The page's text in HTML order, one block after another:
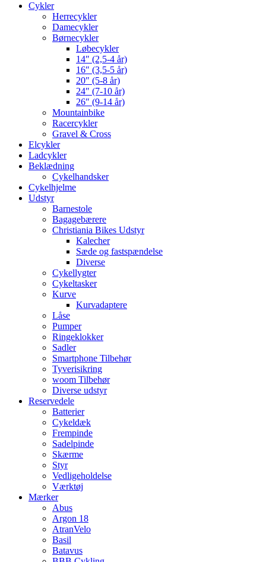
Cykler
Herrecykler
Damecykler
Børnecykler
Løbecykler
14″ (2,5-4 år)
16″ (3,5-5 år)
20″ (5-8 år)
24″ (7-10 år)
26″ (9-14 år)
Mountainbike
Racercykler
Gravel & Cross
Elcykler
Ladcykler
Beklædning
Cykelhandsker
Cykelhjelme
Udstyr
Barnestole
Bagagebærere
Christiania Bikes Udstyr
Kalecher
Sæde og fastspændelse
Diverse
Cykellygter
Cykeltasker
Kurve
Kurvadaptere
Låse
Pumper
Ringeklokker
Sadler
Smartphone Tilbehør
Tyverisikring
woom Tilbehør
Diverse udstyr
Reservedele
Batterier
Cykeldæk
Frempinde
Sadelpinde
Skærme
Styr
Vedligeholdelse
Værktøj
Mærker
Abus
Argon 18
AtranVelo
Basil
Batavus